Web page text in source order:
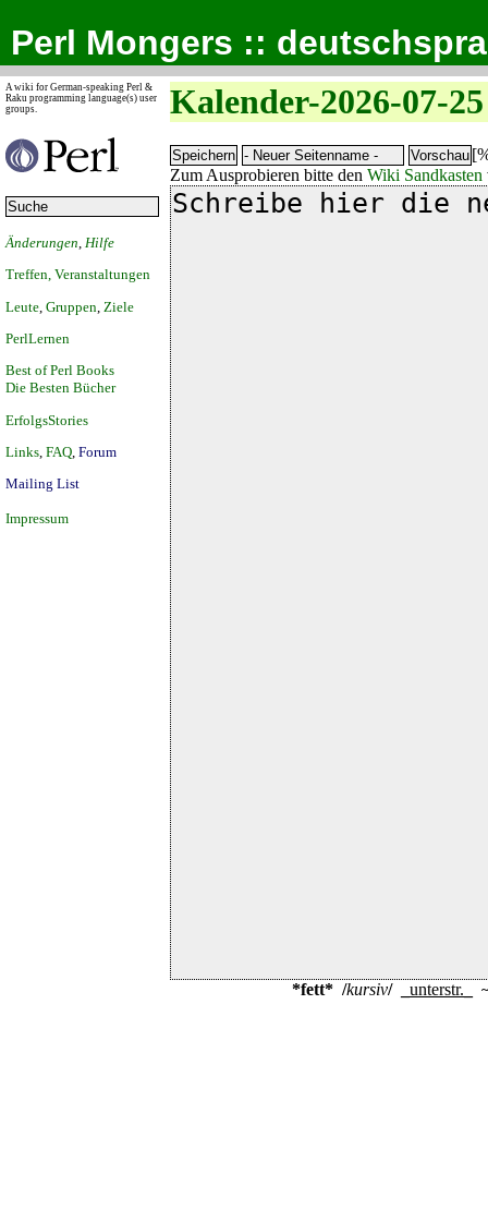
Perl Mongers ::
A wiki for German-speaking Perl &
Raku programming language(s) user
groups.
Änderungen Hilfe
Treffen, Veranstaltungen
Leute Gruppen Ziele
PerlLernen
Best of Perl Books
Die Besten Bücher
ErfolgsStories
Links FAQ Forum
Mailing List
Impressum
Kalender-2026-07-25
Zum Ausprobieren bitte den Wiki Sandkasten
*fett* /kursiv/ unterstr. ~